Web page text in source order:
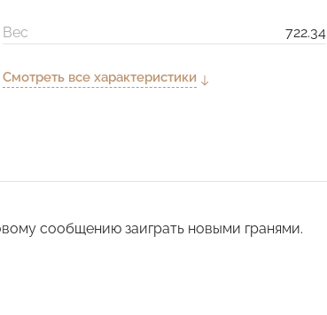
Вес 722.34
Смотреть все характеристики
сообщению заиграть новыми гранями.